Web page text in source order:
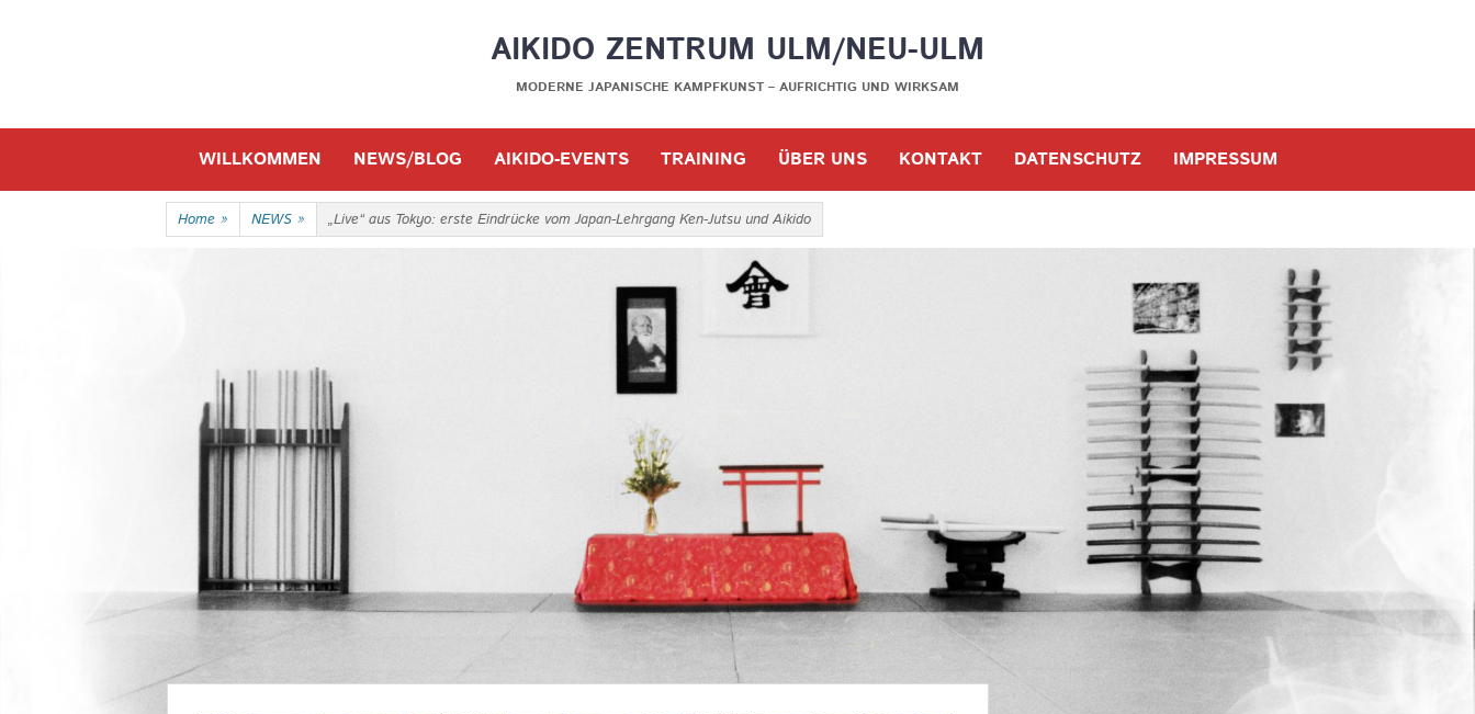
AIKIDO ZENTRUM ULM/NEU-ULM
MODERNE JAPANISCHE KAMPFKUNST – AUFRICHTIG UND WIRKSAM
content
WILLKOMMEN NEWS/BLOG AIKIDO-EVENTS TRAINING ÜBER UNS KONTAKT DATENSCHUTZ IMPRESSUM
Home » NEWS » „Live“ aus Tokyo: erste Eindrücke vom Japan-Lehrgang Ken-Jutsu und Aikido